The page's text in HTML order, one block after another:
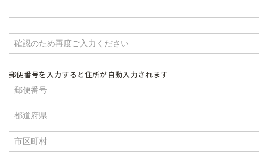
郵便番号を入力すると住所が自動入力されます